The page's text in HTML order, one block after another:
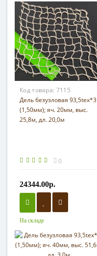
Код товара: 7115
Дель безузловая 93,5tex*3
(1,50мм); яч. 20мм, выс.
25,8м, дл. 20,0м
0
24344.00р.
На складе